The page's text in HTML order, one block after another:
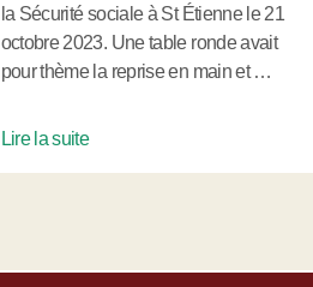
la Sécurité sociale à St Étienne le 21
octobre 2023. Une table ronde avait
pour thème la reprise en main et …
Lire la suite